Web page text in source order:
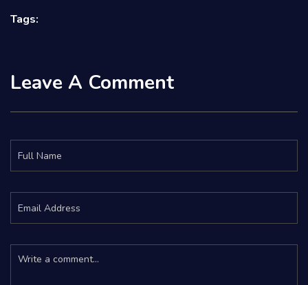
Tags:
Leave A Comment